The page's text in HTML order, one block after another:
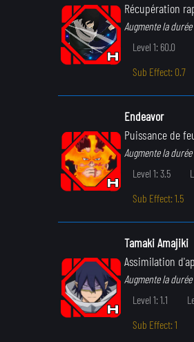
Récupération
Augmente la
Level 1: 60.0
Sub Effect: 0.7
Endeavor
Puissance de
Augmente la
Level 1: 3.5
Sub Effect: 1.5
Tamaki Amajiki
Assimilation
Augmente la
Level 1: 1.1
Sub Effect: 1